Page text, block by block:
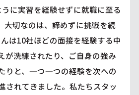
に実習を経験せずに就職に至る
大切なのは、諦めずに挑戦を続
は10社ほどの面接を経験する中
が洗練されたり、ご自身の強み
りと、一つ一つの経験を次への
されてきました。私たちスタッ